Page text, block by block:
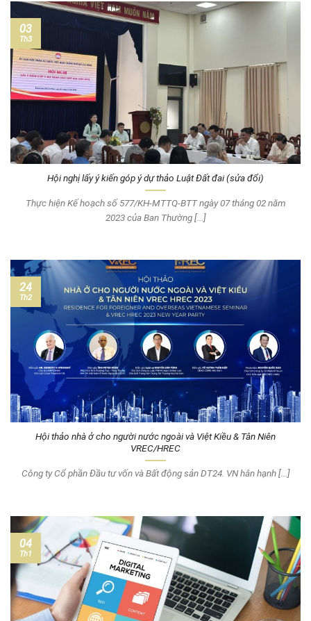
Hội nghị lấy ý kiến góp ý dự thảo Luật Đất đai (sửa đổi)
Thực hiện Kế hoạch số 577/KH-MTTQ-BTT ngày 07 tháng 02 năm
2023 của Ban Thường [...]
03
Th3
Hội thảo nhà ở cho người nước ngoài và Việt Kiều & Tân Niên
VREC/HREC
Công ty Cổ phần Đầu tư vốn và Bất động sản DT24. VN hân hạnh [...]
24
Th2
04
Th1